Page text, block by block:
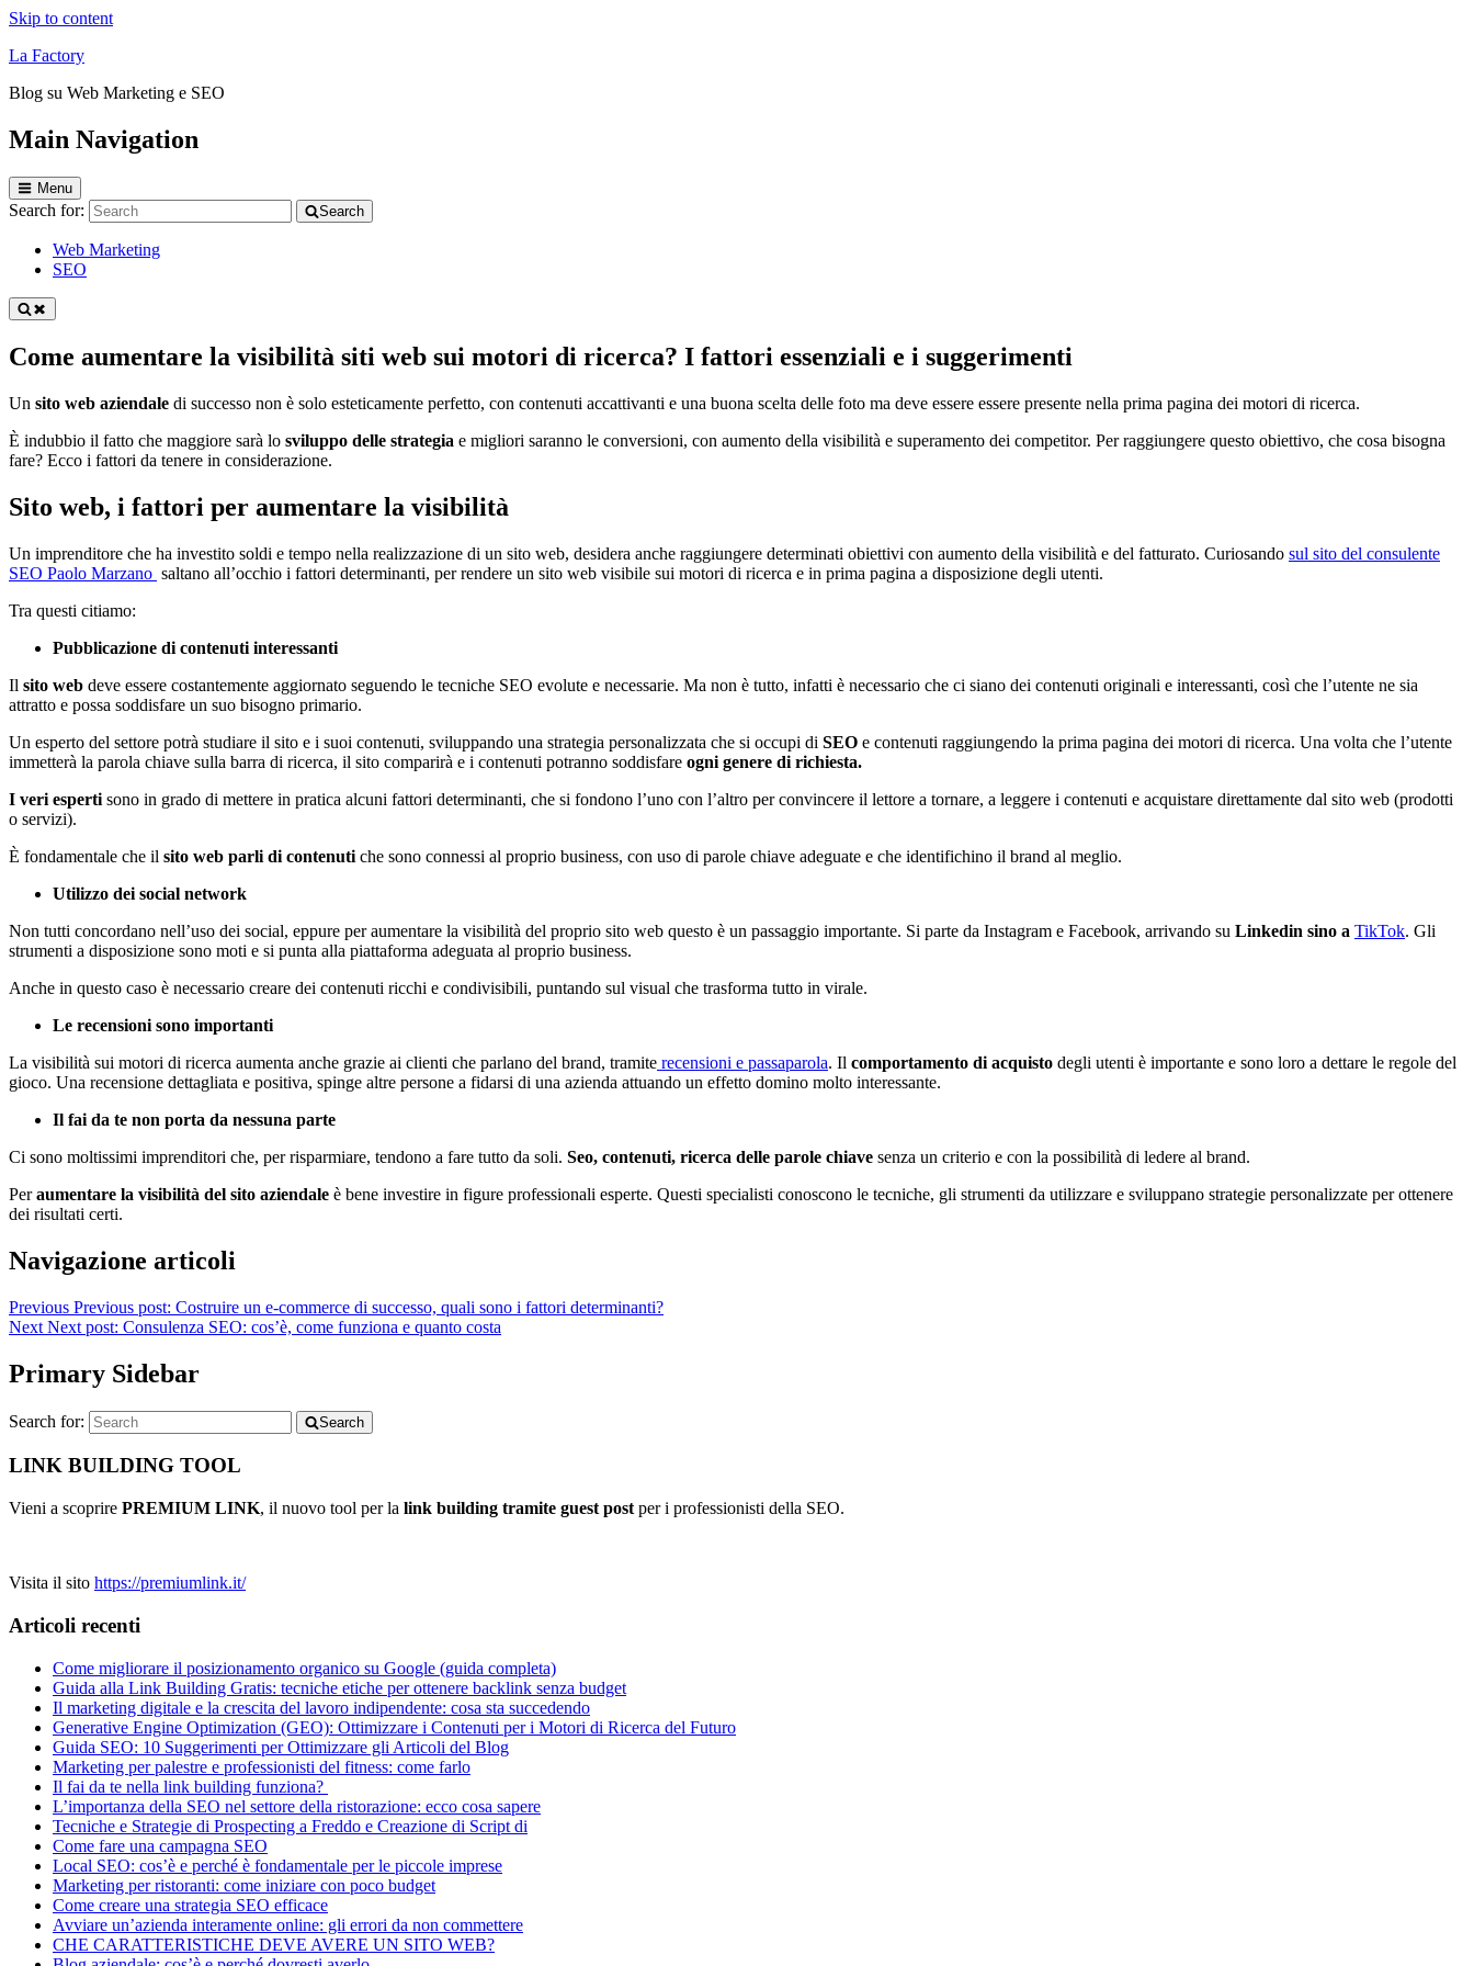
Skip to content
La Factory
Blog su Web Marketing e SEO
Main Navigation
Menu
Search for: Search
Web Marketing
SEO
Come aumentare la visibilità siti web sui motori di ricerca? I fattori essenziali e i suggerimenti
Un sito web aziendale di successo non è solo esteticamente perfetto, con contenuti accattivanti e una buona scelta delle foto ma deve essere essere presente nella prima pagina dei motori di ricerca.
È indubbio il fatto che maggiore sarà lo sviluppo delle strategia e migliori saranno le conversioni, con aumento della visibilità e superamento dei competitor. Per raggiungere questo obiettivo, che cosa bisogna
fare? Ecco i fattori da tenere in considerazione.
Sito web, i fattori per aumentare la visibilità
Un imprenditore che ha investito soldi e tempo nella realizzazione di un sito web, desidera anche raggiungere determinati obiettivi con aumento della visibilità e del fatturato. Curiosando sul sito del consulente
SEO Paolo Marzano saltano all’occhio i fattori determinanti, per rendere un sito web visibile sui motori di ricerca e in prima pagina a disposizione degli utenti.
Tra questi citiamo:
Pubblicazione di contenuti interessanti
Il sito web deve essere costantemente aggiornato seguendo le tecniche SEO evolute e necessarie. Ma non è tutto, infatti è necessario che ci siano dei contenuti originali e interessanti, così che l’utente ne sia
attratto e possa soddisfare un suo bisogno primario.
Un esperto del settore potrà studiare il sito e i suoi contenuti, sviluppando una strategia personalizzata che si occupi di SEO e contenuti raggiungendo la prima pagina dei motori di ricerca. Una volta che l’utente
immetterà la parola chiave sulla barra di ricerca, il sito comparirà e i contenuti potranno soddisfare ogni genere di richiesta.
I veri esperti sono in grado di mettere in pratica alcuni fattori determinanti, che si fondono l’uno con l’altro per convincere il lettore a tornare, a leggere i contenuti e acquistare direttamente dal sito web (prodotti
o servizi).
È fondamentale che il sito web parli di contenuti che sono connessi al proprio business, con uso di parole chiave adeguate e che identifichino il brand al meglio.
Utilizzo dei social network
Non tutti concordano nell’uso dei social, eppure per aumentare la visibilità del proprio sito web questo è un passaggio importante. Si parte da Instagram e Facebook, arrivando su Linkedin sino a TikTok. Gli
strumenti a disposizione sono moti e si punta alla piattaforma adeguata al proprio business.
Anche in questo caso è necessario creare dei contenuti ricchi e condivisibili, puntando sul visual che trasforma tutto in virale.
Le recensioni sono importanti
La visibilità sui motori di ricerca aumenta anche grazie ai clienti che parlano del brand, tramite recensioni e passaparola. Il comportamento di acquisto degli utenti è importante e sono loro a dettare le regole del
gioco. Una recensione dettagliata e positiva, spinge altre persone a fidarsi di una azienda attuando un effetto domino molto interessante.
Il fai da te non porta da nessuna parte
Ci sono moltissimi imprenditori che, per risparmiare, tendono a fare tutto da soli. Seo, contenuti, ricerca delle parole chiave senza un criterio e con la possibilità di ledere al brand.
Peraumentare la visibilità del sito aziendale è bene investire in figure professionali esperte. Questi specialisti conoscono le tecniche, gli strumenti da utilizzare e sviluppano strategie personalizzate per ottenere
dei risultati certi.
Navigazione articoli
Previous Previous post: Costruire un e-commerce di successo, quali sono i fattori determinanti?
Next Next post: Consulenza SEO: cos’è, come funziona e quanto costa
Primary Sidebar
Search for: Search
LINK BUILDING TOOL
Vieni a scoprire PREMIUM LINK, il nuovo tool per la link building tramite guest post per i professionisti della SEO.
Visita il sito https://premiumlink.it/
Articoli recenti
Come migliorare il posizionamento organico su Google (guida completa)
Guida alla Link Building Gratis: tecniche etiche per ottenere backlink senza budget
Il marketing digitale e la crescita del lavoro indipendente: cosa sta succedendo
Generative Engine Optimization (GEO): Ottimizzare i Contenuti per i Motori di Ricerca del Futuro
Guida SEO: 10 Suggerimenti per Ottimizzare gli Articoli del Blog
Marketing per palestre e professionisti del fitness: come farlo
Il fai da te nella link building funziona?
L’importanza della SEO nel settore della ristorazione: ecco cosa sapere
Tecniche e Strategie di Prospecting a Freddo e Creazione di Script di
Come fare una campagna SEO
Local SEO: cos’è e perché è fondamentale per le piccole imprese
Marketing per ristoranti: come iniziare con poco budget
Come creare una strategia SEO efficace
Avviare un’azienda interamente online: gli errori da non commettere
CHE CARATTERISTICHE DEVE AVERE UN SITO WEB?